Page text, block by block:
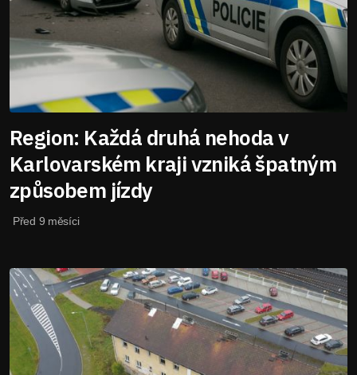
Region: Každá druhá nehoda v
Karlovarském kraji vzniká špatným
způsobem jízdy
Před 9 měsíci